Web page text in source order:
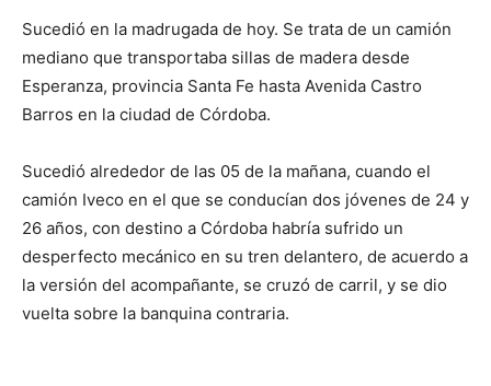
Sucedió en la madrugada de hoy. Se trata de un camión
mediano que transportaba sillas de madera desde
Esperanza, provincia Santa Fe hasta Avenida Castro
Barros en la ciudad de Córdoba.
Sucedió alrededor de las 05 de la mañana, cuando el
camión Iveco en el que se conducían dos jóvenes de 24 y
26 años, con destino a Córdoba habría sufrido un
desperfecto mecánico en su tren delantero, de acuerdo a
la versión del acompañante, se cruzó de carril, y se dio
vuelta sobre la banquina contraria.